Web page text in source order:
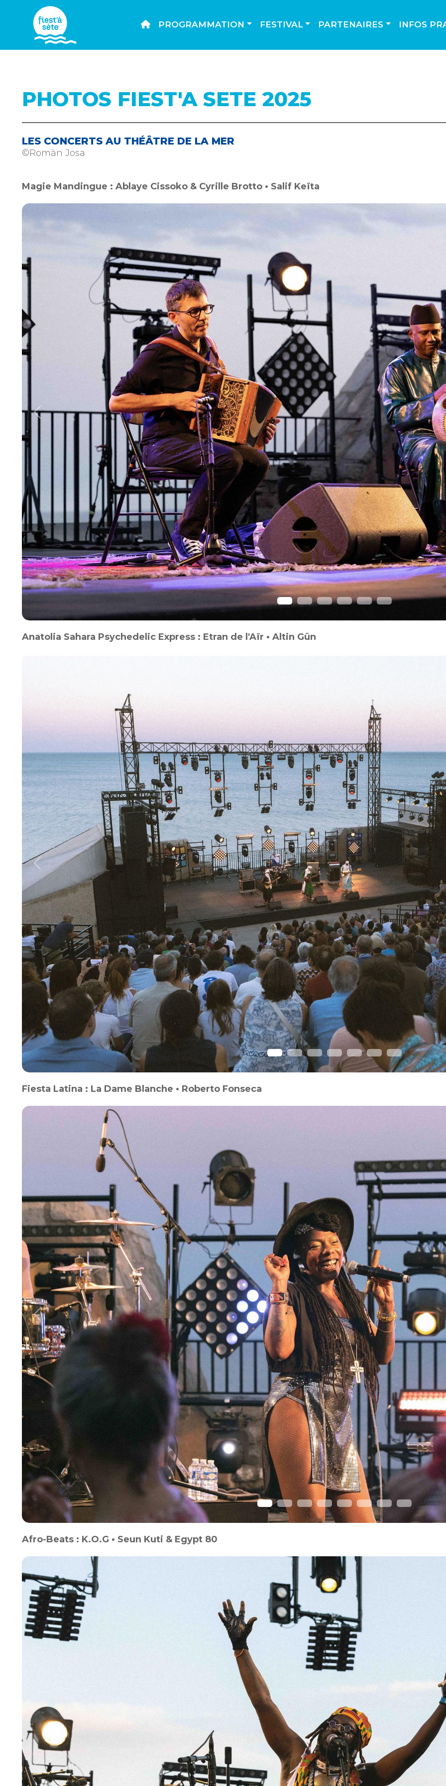
PROGRAMMATION FESTIVAL PARTENAIRES INFOS
PHOTOS FIEST'A SETE 2025
LES CONCERTS AU THÉÂTRE DE LA MER
©Romàn Josa
Magie Mandingue : Ablaye Cissoko & Cyrille Brotto • Salif Keïta
Previous
Anatolia Sahara Psychedelic Express : Etran de l'Aïr • Altin Gün
Previous
Fiesta Latina : La Dame Blanche • Roberto Fonseca
Previous
Afro-Beats : K.O.G • Seun Kuti & Egypt 80
Previous